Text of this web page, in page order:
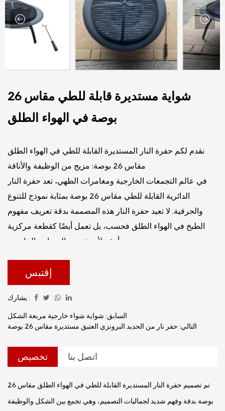
شواية مستديرة قابلة للطي مقاس 26
بوصة في الهواء الطلق
نقدم لكم حفرة النار المستديرة القابلة للطي في الهواء الطلق
مقاس 26 بوصة: مزيج من الوظيفة والأناقة
في عالم التجمعات الخارجية ومغامرات الطهي، تعد حفرة النار
الدائرية القابلة للطي مقاس 26 بوصة بمثابة نموذج للتنوع
والحرفية. لا تعيد حفرة النار هذه المصممة بدقة تعريف مفهوم
الطبخ في الهواء الطلق فحسب، بل تعمل أيضًا كقطعة مركزية
إقتبس
يشارك :
السابق: شواية شواء خارجية مربعة الشكل
التالي: حفر نار من الحديد البرونزي العتيق مستديرة مقاس 26 بوصة
تخصيص اتصل بنا
تم تصميم حفرة النار المستديرة القابلة للطي في الهواء الطلق مقاس 26
بوصة بدقة وفهم شديد لجماليات التصميم، وهي تجمع بين الشكل والوظيفة